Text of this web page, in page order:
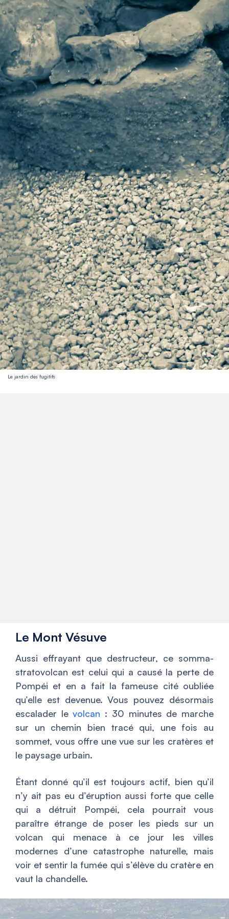
Le jardin des fugitifs
Le Mont Vésuve
Aussi effrayant que destructeur, ce somma-
stratovolcan est celui qui a causé la perte de
Pompéi et en a fait la fameuse cité oubliée
qu’elle est devenue. Vous pouvez désormais
escalader levolcan : 30 minutes de marche
sur un chemin bien tracé qui, une fois au
sommet, vous offre une vue sur les cratères et
le paysage urbain.
Étant donné qu’il est toujours actif, bien qu’il
n’y ait pas eu d’éruption aussi forte que celle
qui a détruit Pompéi, cela pourrait vous
paraître étrange de poser les pieds sur un
volcan qui menace à ce jour les villes
modernes d’une catastrophe naturelle, mais
voir et sentir la fumée qui s’élève du cratère en
vaut la chandelle.